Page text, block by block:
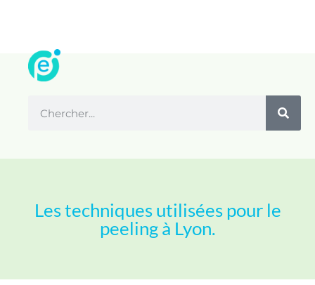
Les techniques utilisées pour le
peeling à Lyon.